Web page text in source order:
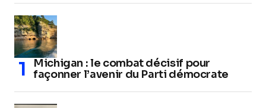
Michigan : le combat décisif pour
façonner l’avenir du Parti démocrate